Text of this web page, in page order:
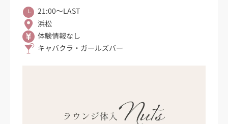
21:00〜LAST
浜松
体験情報なし
キャバクラ・ガールズバー